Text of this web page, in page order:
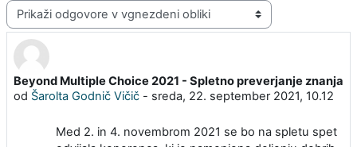
Način prikaza
Beyond Multiple Choice 2021 - Spletno preverjanje znanja
od Šarolta Godnič Vičič - sreda, 22. september 2021, 10.12
Število odgovorov: 0
Med 2. in 4. novembrom 2021 se bo na spletu spet